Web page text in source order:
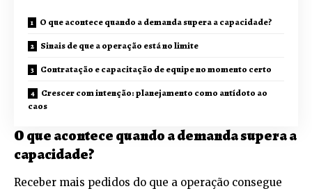
O que acontece quando a demanda supera a capacidade?
Sinais de que a operação está no limite
Contratação e capacitação de equipe no momento certo
Crescer com intenção: planejamento como antídoto ao
caos
O que acontece quando a demanda supera a
capacidade?
Receber mais pedidos do que a operação consegue